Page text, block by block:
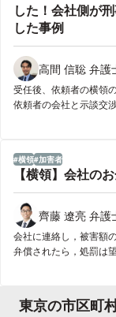
た金額での和解を受け
件は終了となりました。
した！会社側が
した事例
高間 信聡 弁護
受任後、依頼者の横領
依頼者の会社と示談交
横領 加害者
【横領】会社の
齊藤 遼亮 弁護
会社に連絡し，被害額
弁償されたら，処罰は
東京の市区町